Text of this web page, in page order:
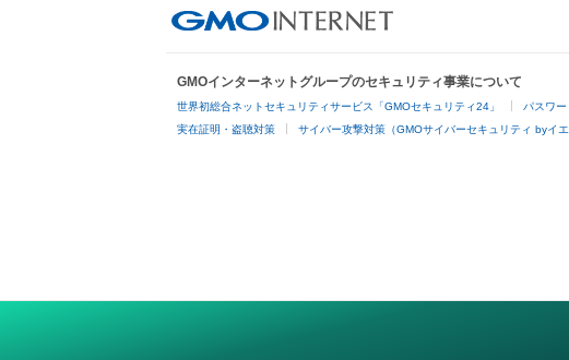
GMOインターネットグループのセキュリティ事業について
世界初総合ネットセキュリティサービス「GMOセキュリティ24」 パスワ
実在証明・盗聴対策 サイバー攻撃対策（GMOサイバーセキュリティ byイエ